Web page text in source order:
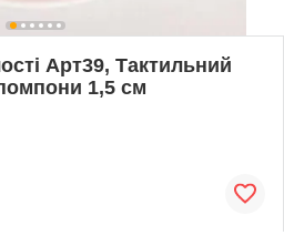
Арт39, Тактильний
1,5 см